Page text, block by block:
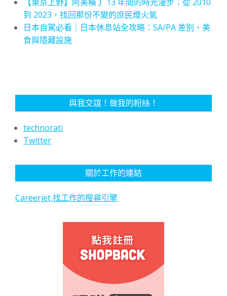
到 2023，找回那份不變的庶民煙火氣
日本自駕必看｜日本休息站全攻略：SA/PA 差別、美
食與隱藏設施
與我交誼！做我的粉絲！
technorati
Twitter
關於工作的連結
Careerjet,找工作的搜尋引擎